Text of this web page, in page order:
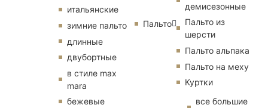
итальянские
зимние пальто
длинные
двубортные
в стиле max
mara
бежевые
Пальто
демисезонные
Пальто из
шерсти
Пальто альпака
Пальто на меху
Куртки
все большие